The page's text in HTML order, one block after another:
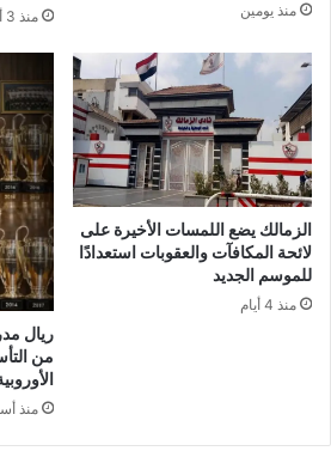
منذ يومين منذ 3 أيام
الزمالك يضع اللمسات الأخيرة على
لائحة المكافآت والعقوبات استعدادًا
للموسم الجديد
منذ 4 أيام
ريال
من
منذ